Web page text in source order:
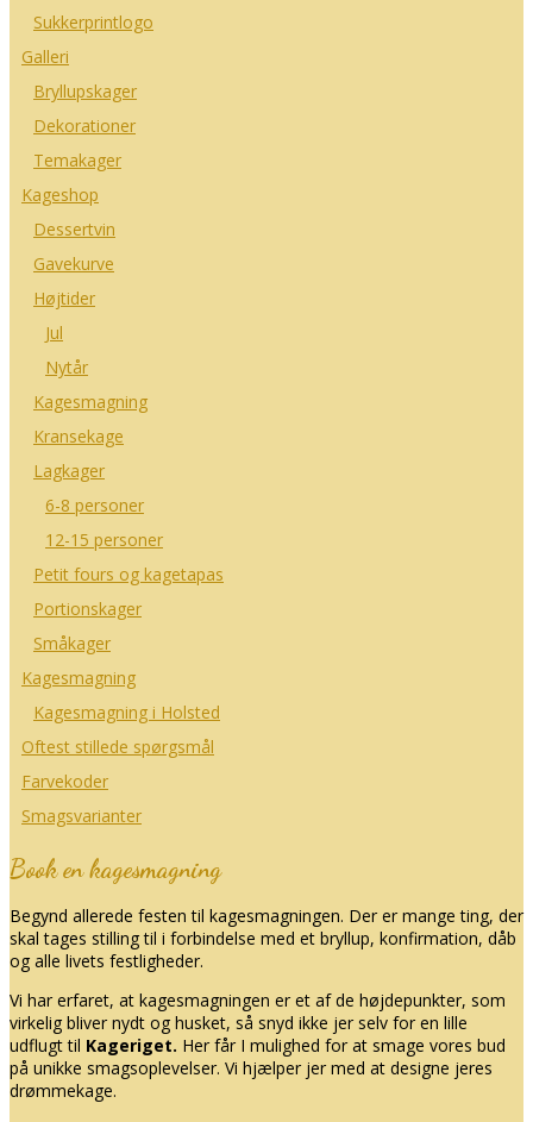
Sukkerprintlogo
Galleri
Bryllupskager
Dekorationer
Temakager
Kageshop
Dessertvin
Gavekurve
Højtider
Jul
Nytår
Kagesmagning
Kransekage
Lagkager
6-8 personer
12-15 personer
Petit fours og kagetapas
Portionskager
Småkager
Kagesmagning
Kagesmagning i Holsted
Oftest stillede spørgsmål
Farvekoder
Smagsvarianter
Book en kagesmagning
Begynd allerede festen til kagesmagningen. Der er mange ting, der
skal tages stilling til i forbindelse med et bryllup, konfirmation, dåb
og alle livets festligheder.
Vi har erfaret, at kagesmagningen er et af de højdepunkter, som
virkelig bliver nydt og husket, så snyd ikke jer selv for en lille
udflugt til Kageriget. Her får I mulighed for at smage vores bud
på unikke smagsoplevelser. Vi hjælper jer med at designe jeres
drømmekage.